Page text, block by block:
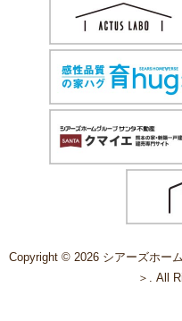
Copyright © 2026 シアーズホー
＞. All